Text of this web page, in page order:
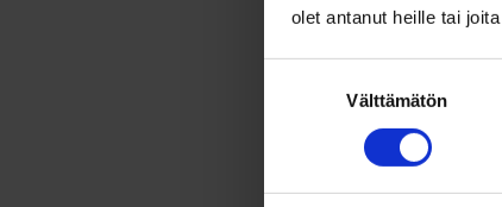
olet antanut heille tai
Välttämätön
Lippujen
Osta